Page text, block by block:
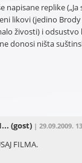
napisane replike
likovi (jedino
živosti) i odsustvo
donosi ništa
(gost) | 29.09.2009.
FILMA.